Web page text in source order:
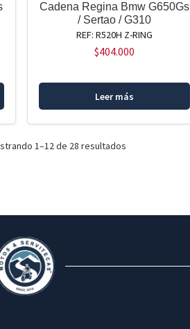
Cadena Regina Bmw G650Gs
/ Sertao / G310
REF: R520H Z-RING
$404.000
Leer más
1–12 de 28 resultados